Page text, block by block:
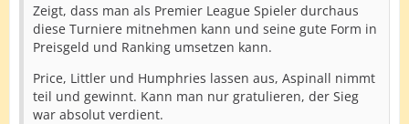
Zeigt, dass man als Premier League Spieler durchaus
diese Turniere mitnehmen kann und seine gute Form in
Preisgeld und Ranking umsetzen kann.
Price, Littler und Humphries lassen aus, Aspinall nimmt
teil und gewinnt. Kann man nur gratulieren, der Sieg
war absolut verdient.